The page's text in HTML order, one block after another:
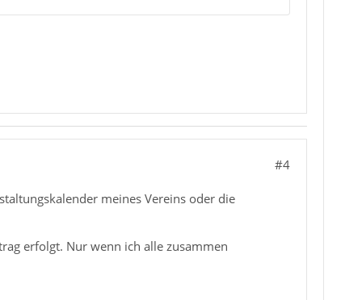
#4
meines Vereins oder die
erfolgt. Nur wenn ich alle zusammen